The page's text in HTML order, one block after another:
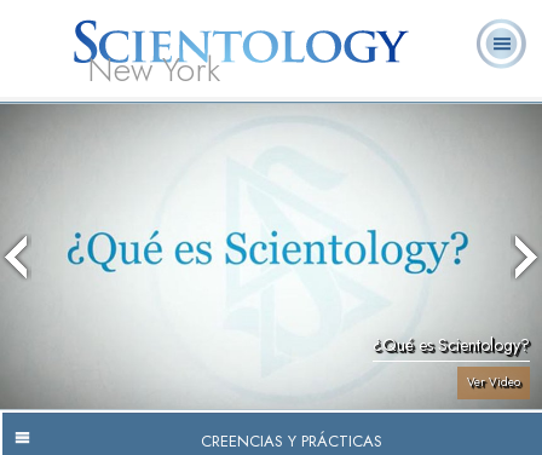
New York
¿Qué es Scientology?
Ver Video
CREENCIAS Y PRÁCTICAS